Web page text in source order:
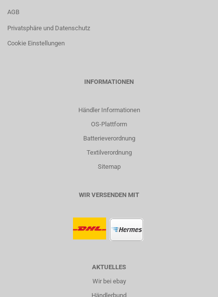
AGB
Privatsphäre und Datenschutz
Cookie Einstellungen
INFORMATIONEN
Händler Informationen
OS-Plattform
Batterieverordnung
Textilverordnung
Sitemap
WIR VERSENDEN MIT
AKTUELLES
Wir bei ebay
Händlerbund